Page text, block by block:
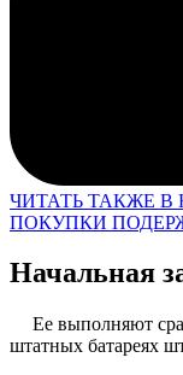
ЧИТАТЬ ТАКЖЕ В
ПОКУПКИ
Начальная
Ее выполняют
штатных батареях